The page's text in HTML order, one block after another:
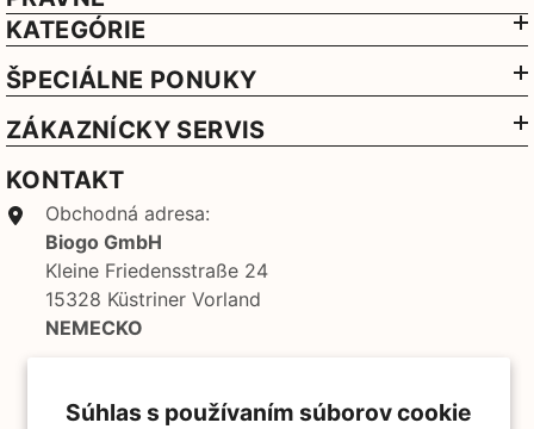
Súhlas s používaním súborov cookie
KATEGÓRIE
ŠPECIÁLNE PONUKY
ZÁKAZNÍCKY SERVIS
KONTAKT
Obchodná adresa:
Biogo GmbH
Kleine Friedensstraße 24
15328 Küstriner Vorland
NEMECKO
ul. Szewska 18,